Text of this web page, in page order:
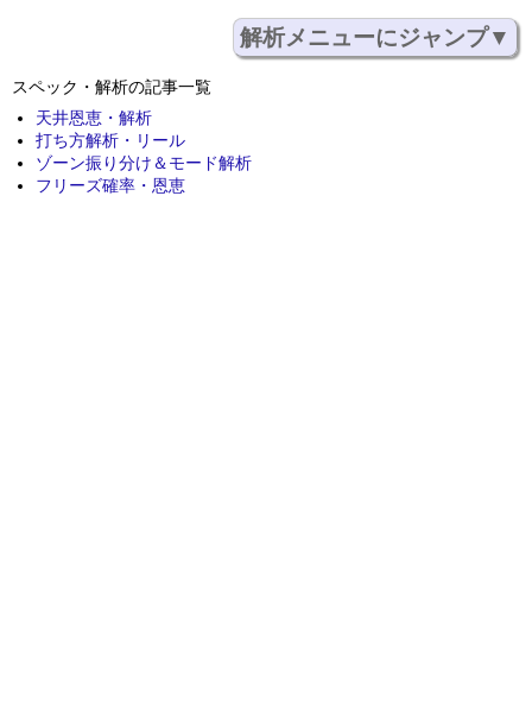
解析メニューにジャンプ▼
スペック・解析の記事一覧
天井恩恵・解析
打ち方解析・リール
ゾーン振り分け＆モード解析
フリーズ確率・恩恵